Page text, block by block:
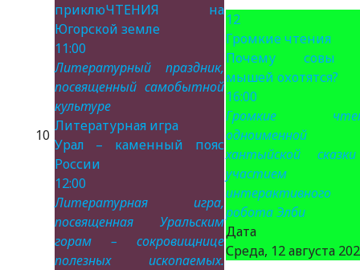
10
приклюЧТЕНИЯ на
Югорской земле
11:00
Литературный праздник,
посвященный самобытной
культуре
Литературная игра
Урал – каменный пояс
России
12:00
Литературная игра,
посвященная Уральским
горам – сокровищнице
полезных ископаемых.
12
Громкие чтения
Почему совы
мышей охотятся?
16:00
Громкие
одноименной
хантыйской
участием
интерактивного
робота Элби
Дата
Среда, 12 августа